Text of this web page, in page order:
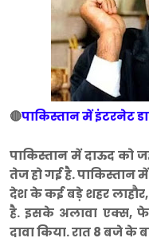
🔴पाकिस्तान में इंटरनेट
पाकिस्तान में दाऊद को
तेज हो गई है. पाकिस्तान
देश के कई बड़े शहर लाहौर,
है. इसके अलावा एक्स,
दावा किया. रात 8 बजे के